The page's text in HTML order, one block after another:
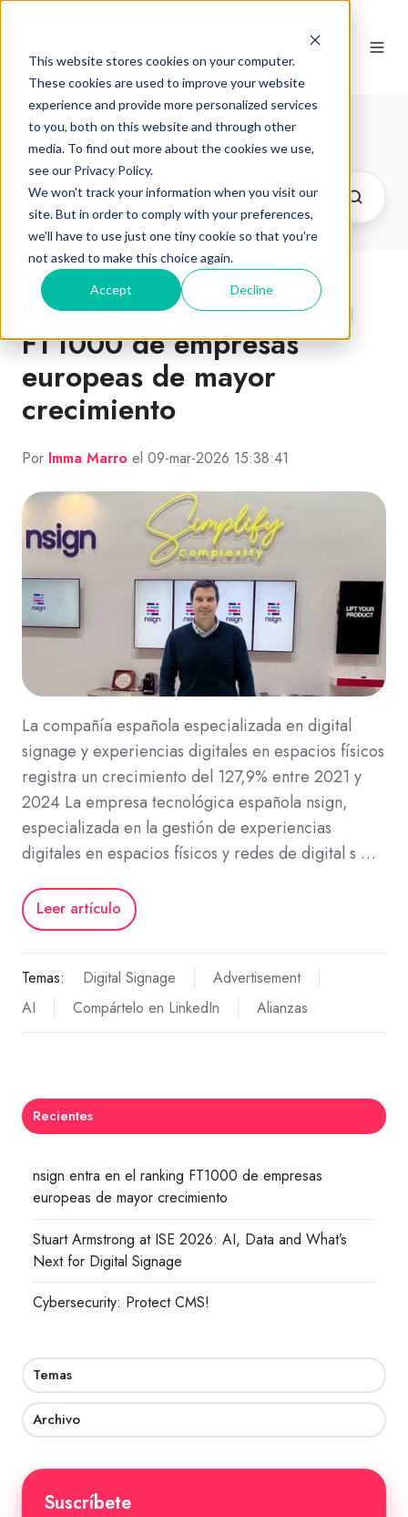
This website stores cookies on your computer.
These cookies are used to improve your website
experience and provide more personalized services
to you, both on this website and through other
media. To find out more about the cookies we use,
see our Privacy Policy.
We won't track your information when you visit our
site. But in order to comply with your preferences,
we'll have to use just one tiny cookie so that you're
not asked to make this choice again.
Accept Decline
Blog/ Advertisement
nsign entra en el ranking
FT1000 de empresas
europeas de mayor
crecimiento
Por Imma Marro el 09-mar-2026 15:38:41
La compañía española especializada en digital
signage y experiencias digitales en espacios físicos
registra un crecimiento del 127,9% entre 2021 y
2024 La empresa tecnológica española nsign,
especializada en la gestión de experiencias
digitales en espacios físicos y redes de digital s …
Leer artículo
Temas: Digital Signage
Advertisement
AI
Compártelo en LinkedIn Alianzas
Recientes
nsign entra en el ranking FT1000 de empresas
europeas de mayor crecimiento
Stuart Armstrong at ISE 2026: AI, Data and What’s
Next for Digital Signage
Cybersecurity: Protect CMS!
Temas
Archivo
Suscríbete